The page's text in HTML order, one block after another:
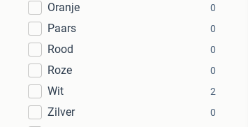
Oranje 0
Paars 0
Rood 0
Roze 0
Wit 2
Zilver 0